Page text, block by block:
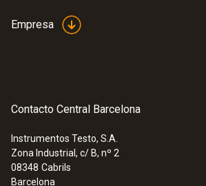
Empresa
Contacto Central Barcelona
Instrumentos Testo, S.A.
Zona Industrial, c/ B, nº 2
08348 Cabrils
Barcelona